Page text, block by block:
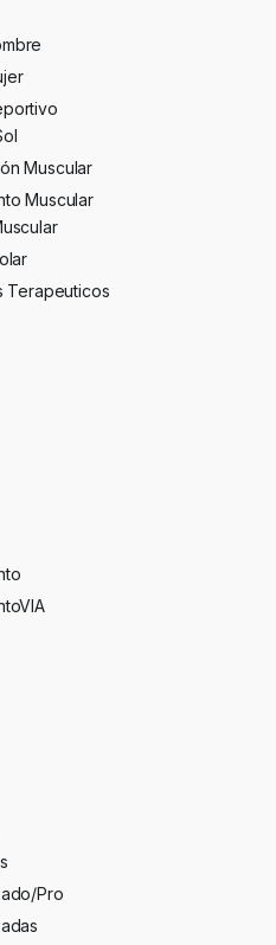
Muscular
Muscular
Terapeuticos
Pro